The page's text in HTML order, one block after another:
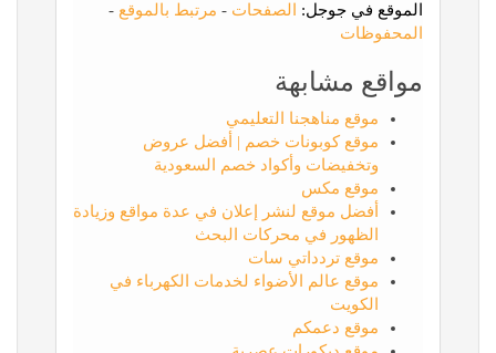
الموقع في جوجل: الصفحات - مرتبط بالموقع -
المحفوظات
مواقع مشابهة
موقع مناهجنا التعليمي
موقع كوبونات خصم | أفضل عروض
وتخفيضات وأكواد خصم السعودية
موقع مكس
أفضل موقع لنشر إعلان في عدة مواقع وزيادة
الظهور في محركات البحث
موقع تردداتي سات
موقع عالم الأضواء لخدمات الكهرباء في
الكويت
موقع دعمكم